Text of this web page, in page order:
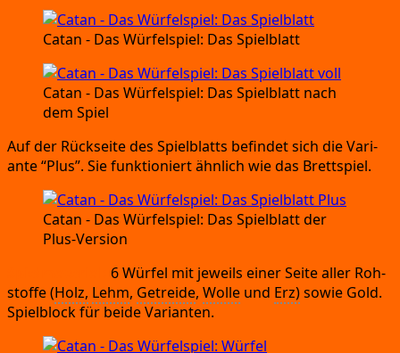
Catan - Das Wür­fel­spiel: Das Spielblatt
Catan - Das Wür­fel­spiel: Das Spiel­blatt nach
dem Spiel
Auf der Rück­sei­te des Spiel­blatts befin­det sich die Vari­
an­te“Plus”. Sie funk­tio­niert ähn­lich wie das Brettspiel.
Catan - Das Wür­fel­spiel: Das Spiel­blatt der
Plus-Version
6 Wür­fel mit jeweils einer Sei­te aller Roh­
stof­fe(Holz, Lehm, Getrei­de, Wol­le und Erz)sowie Gold.
Spiel­block für bei­de Varianten.